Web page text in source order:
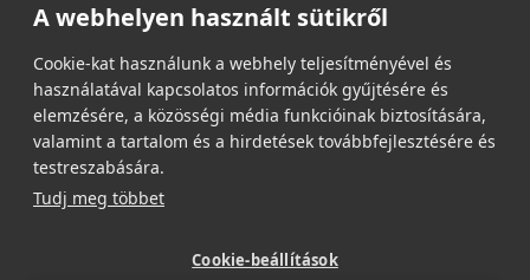
A webhelyen használt sütikről
Cookie-kat használunk a webhely teljesítményével és
használatával kapcsolatos információk gyűjtésére és
elemzésére, a közösségi média funkcióinak biztosítására,
valamint a tartalom és a hirdetések továbbfejlesztésére és
testreszabására.
Tudj meg többet
Cookie-beállítások
Email címed:
elfogadom az adatvédelmi szabályzatot